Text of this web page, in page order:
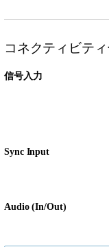
コネクティビテ
信号入力
Sync Input
Audio (In/Out)